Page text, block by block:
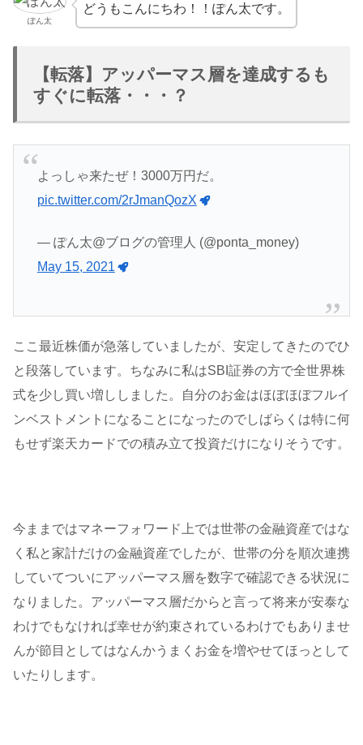
ぽん太
どうもこんにちわ！！ぽん太です。
【転落】アッパーマス層を達成するも
すぐに転落・・・？
よっしゃ来たぜ！3000万円だ。
pic.twitter.com/2rJmanQozX
— ぽん太@ブログの管理人 (@ponta_money)
May 15, 2021
ここ最近株価が急落していましたが、安定してきたのでひ
と段落しています。ちなみに私はSBI証券の方で全世界株
式を少し買い増ししました。自分のお金はほぼほぼフルイ
ンベストメントになることになったのでしばらくは特に何
もせず楽天カードでの積み立て投資だけになりそうです。
今ままではマネーフォワード上では世帯の金融資産ではな
く私と家計だけの金融資産でしたが、世帯の分を順次連携
していてついにアッパーマス層を数字で確認できる状況に
なりました。アッパーマス層だからと言って将来が安泰な
わけでもなければ幸せが約束されているわけでもありませ
んが節目としてはなんかうまくお金を増やせてほっとして
いたりします。